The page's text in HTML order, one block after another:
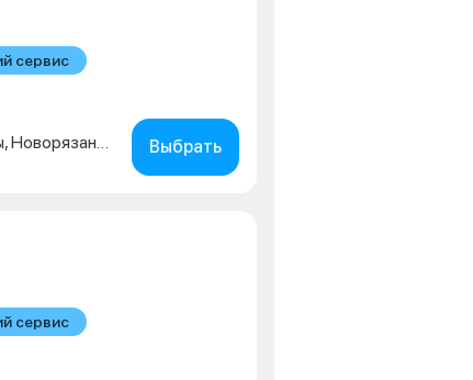
сервис
Московская обл., г. Люберцы, Новорязанское шоссе, д. 1г
Выбрать
сервис